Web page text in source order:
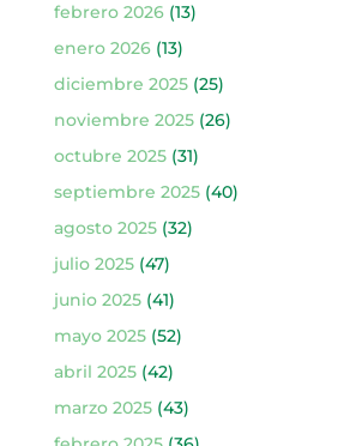
febrero 2026(13)
enero 2026(13)
diciembre 2025(25)
noviembre 2025(26)
octubre 2025(31)
septiembre 2025(40)
agosto 2025(32)
julio 2025(47)
junio 2025(41)
mayo 2025(52)
abril 2025(42)
marzo 2025(43)